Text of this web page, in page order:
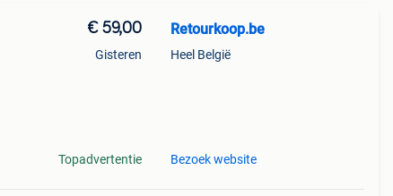
€ 59,00
Gisteren
Topadvertentie
Retourkoop.be
Heel België
Bezoek website